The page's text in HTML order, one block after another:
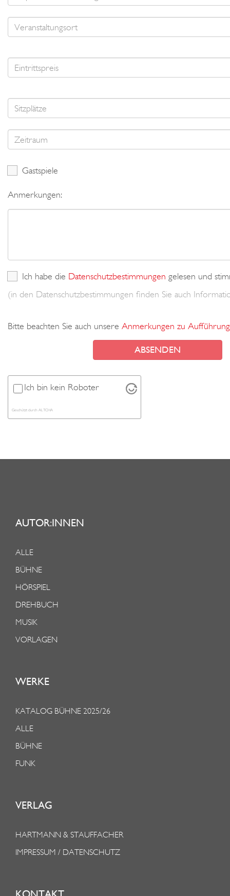
Gastspiele
Anmerkungen:
Ich habe die Datenschutzbestimmungen gelesen und
(in den Datenschutzbestimmungen finden Sie auch
Bitte beachten Sie auch unsere Anmerkungen zu
Ich bin kein Roboter
Geschützt durch ALTCHA
AUTOR:INNEN
ALLE
BÜHNE
HÖRSPIEL
DREHBUCH
MUSIK
VORLAGEN
WERKE
KATALOG BÜHNE 2025/26
ALLE
BÜHNE
FUNK
VERLAG
HARTMANN & STAUFFACHER
IMPRESSUM / DATENSCHUTZ